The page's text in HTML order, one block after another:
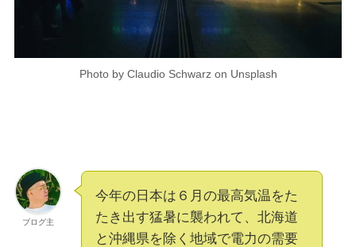
Photo by Claudio Schwarz on Unsplash
ブログ主
今年の日本は６月の最高気温をた
たき出す猛暑に襲われて、北海道
と沖縄県を除く地域で電力の需要